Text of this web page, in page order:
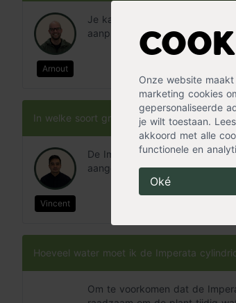
Onze website
marketing cookies
gepersonaliseerde
je wilt toestaan.
akkoord met alle
functionele en
Oké
Arnout
Je kan per vierkante meter
aanplanten.
In welke soort grond kan ik Imperata
Vincent
De Imperata cylindrica 'Red
aangeplant.
Hoeveel water moet ik de Imperata
Om te voorkomen dat de